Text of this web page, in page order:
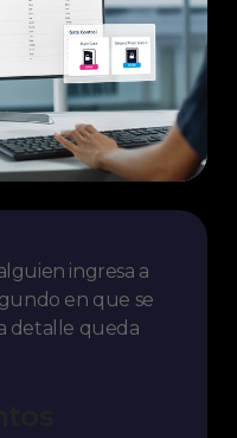
ingresa a
en que se
detalle queda